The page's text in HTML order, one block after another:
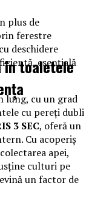
plus de
ferestre
deschidere
esențială
lung, cu un grad
cu pereți dubli
3 SEC, oferă un
Cu acoperiș
apei,
culturi pe
un factor de
în toaletele